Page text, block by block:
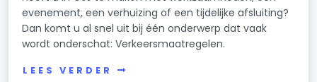
evenement, een verhuizing of een tijdelijke afsluiting?
Dan komt u al snel uit bij één onderwerp dat vaak
wordt onderschat: Verkeersmaatregelen.
LEES VERDER